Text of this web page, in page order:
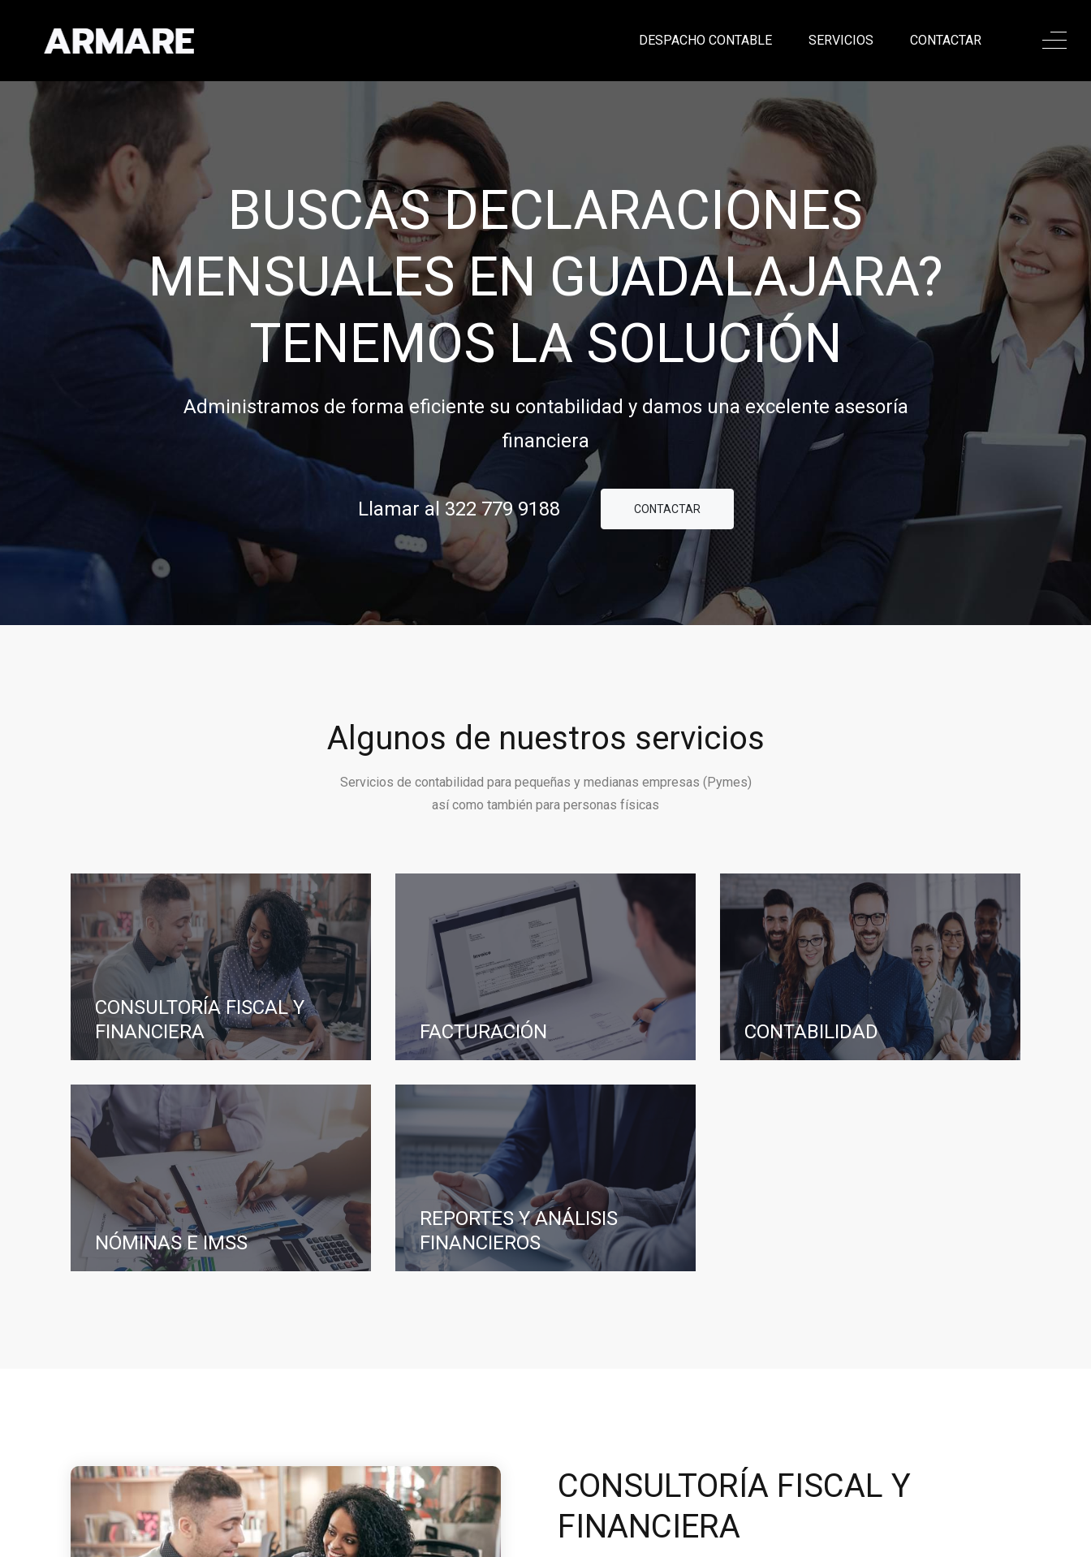
DESPACHO CONTABLE SERVICIOS CONTACTAR
Administramos de forma eficiente su contabilidad y damos una excelente asesoría
Llamar al 322 779 9188 CONTACTAR
EXPERIENCIA, PROFESIONALISMO,
CALIDAD Y CONFIANZA
Establecemos relaciones sólidas con nuestros clientes basadas en nuestro
conocimiento, integridad y confianza para ayudarle a concretar sus aspiraciones
comerciales y financieras.
Llamar al 322 779 9188 CONTACTAR
Algunos de nuestros servicios
Servicios de contabilidad para pequeñas y medianas empresas (Pymes)
así como también para personas físicas
CONSULTORÍA FISCAL Y
FINANCIERA
FACTURACIÓN CONTABILIDAD
NÓMINAS E IMSS
REPORTES Y ANÁLISIS
FINANCIEROS
CONSULTORÍA FISCAL Y
FINANCIERA